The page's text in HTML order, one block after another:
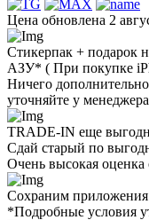
Цена обновлена 2
Стикерпак + подарок
AЗУ* ( При покупке
Ничего
уточняйте у менеджера
TRADE-IN еще
Сдай старый по
Очень высокая оценка
Сохраним приложения
*Подробные условия